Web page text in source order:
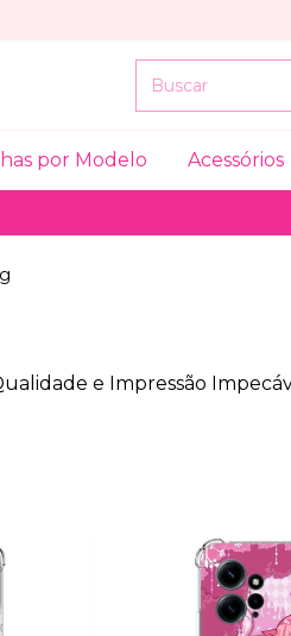
por Modelo Acessórios
e Impressão